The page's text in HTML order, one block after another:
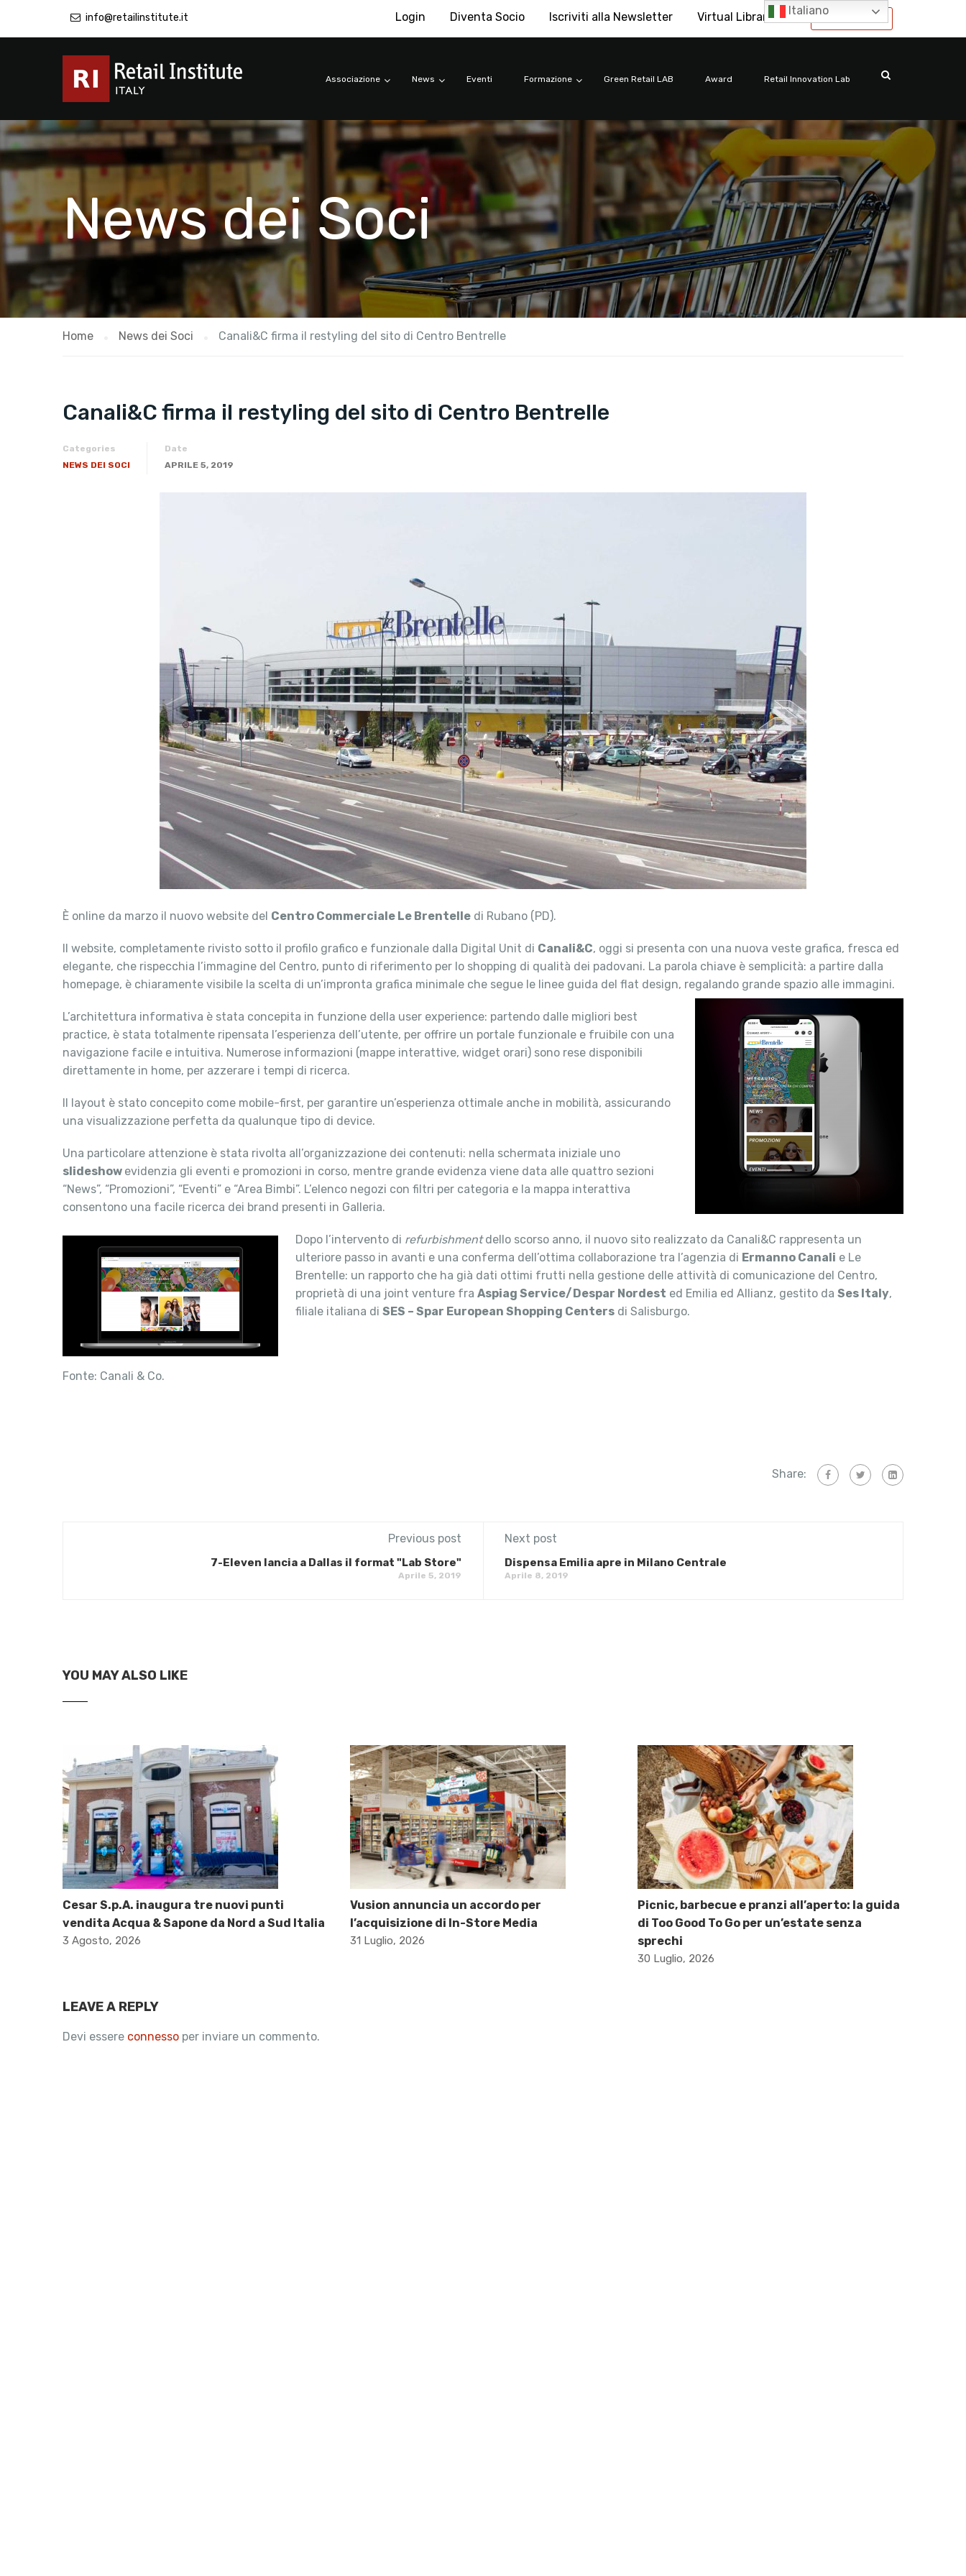
info@retailinstitute.it International
Login Diventa Socio Iscriviti alla Newsletter Virtual Library
Associazione News Eventi Formazione Green Retail LAB Award Retail Innovation Lab
News dei Soci
Home News dei Soci Canali&C firma il restyling del sito di Centro Bentrelle
Canali&C firma il restyling del sito di Centro Bentrelle
Categories
NEWS DEI SOCI
Date
APRILE 5, 2019
È online da marzo il nuovo website del Centro Commerciale Le Brentelle di Rubano (PD).
Il website, completamente rivisto sotto il profilo grafico e funzionale dalla Digital Unit di Canali&C, oggi si presenta con una nuova veste grafica, fresca ed
elegante, che rispecchia l’immagine del Centro, punto di riferimento per lo shopping di qualità dei padovani. La parola chiave è semplicità: a partire dalla
homepage, è chiaramente visibile la scelta di un’impronta grafica minimale che segue le linee guida del flat design, regalando grande spazio alle immagini.
L’architettura informativa è stata concepita in funzione della user experience: partendo dalle migliori best
practice, è stata totalmente ripensata l’esperienza dell’utente, per offrire un portale funzionale e fruibile con una
navigazione facile e intuitiva. Numerose informazioni (mappe interattive, widget orari) sono rese disponibili
direttamente in home, per azzerare i tempi di ricerca.
Il layout è stato concepito come mobile-first, per garantire un’esperienza ottimale anche in mobilità, assicurando
una visualizzazione perfetta da qualunque tipo di device.
Una particolare attenzione è stata rivolta all’organizzazione dei contenuti: nella schermata iniziale uno
slideshow evidenzia gli eventi e promozioni in corso, mentre grande evidenza viene data alle quattro sezioni
“News”, “Promozioni”, “Eventi” e “Area Bimbi”. L’elenco negozi con filtri per categoria e la mappa interattiva
consentono una facile ricerca dei brand presenti in Galleria.
Dopo l’intervento di refurbishmentdello scorso anno, il nuovo sito realizzato da Canali&C rappresenta un
ulteriore passo in avanti e una conferma dell’ottima collaborazione tra l’agenzia di Ermanno Canali e Le
Brentelle: un rapporto che ha già dati ottimi frutti nella gestione delle attività di comunicazione del Centro,
proprietà di una joint venture fra Aspiag Service/Despar Nordest ed Emilia ed Allianz, gestito da Ses Italy,
filiale italiana di SES – Spar European Shopping Centers di Salisburgo.
Fonte: Canali & Co.
Share:
Previous post
7-Eleven lancia a Dallas il format "Lab Store"
Aprile 5, 2019
Next post
Dispensa Emilia apre in Milano Centrale
Aprile 8, 2019
YOU MAY ALSO LIKE
Cesar S.p.A. inaugura tre nuovi punti
vendita Acqua & Sapone da Nord a Sud Italia
3 Agosto, 2026
Vusion annuncia un accordo per
l’acquisizione di In-Store Media
31 Luglio, 2026
Picnic, barbecue e pranzi all’aperto: la guida
di Too Good To Go per un’estate senza
sprechi
30 Luglio, 2026
LEAVE A REPLY
Devi essere connesso per inviare un commento.
Italiano